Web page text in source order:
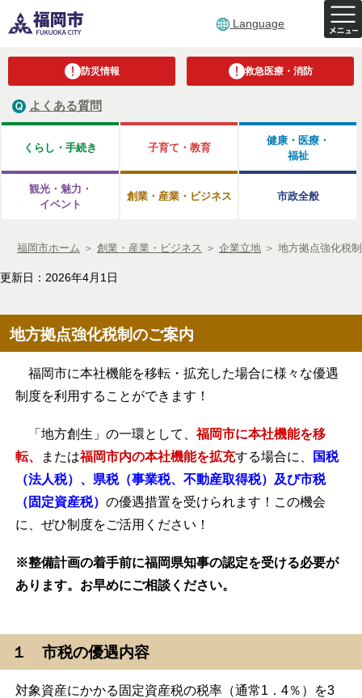
Language
防災情報 救急医療・消防
よくある質問
くらし・手続き 子育て・教育
健康・医療・
福祉
観光・魅力・
イベント
創業・産業・ビジネス 市政全般
福岡市ホーム ＞ 創業・産業・ビジネス ＞ 企業立地 ＞ 地方拠点強化税制
更新日：2026年4月1日
地方拠点強化税制のご案内
福岡市に本社機能を移転・拡充した場合に様々な優遇
制度を利用することができます！
「地方創生」の一環として、福岡市に本社機能を移
転、 または福岡市内の本社機能を拡充する場合に、
国税
（法人税）、県税（事業税、不動産取得税）及び市税
（固定資産税）の優遇措置を受けられます！この機会
に、ぜひ制度をご活用ください！
※整備計画の着手前に福岡県知事の認定を受ける必要が
あります。お早めにご相談ください。
１ 市税の優遇内容
対象資産にかかる固定資産税の税率（通常1．4％）を3